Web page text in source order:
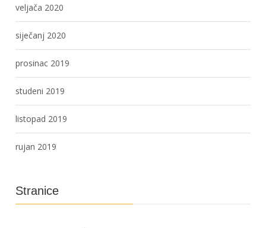
veljača 2020
siječanj 2020
prosinac 2019
studeni 2019
listopad 2019
rujan 2019
Stranice